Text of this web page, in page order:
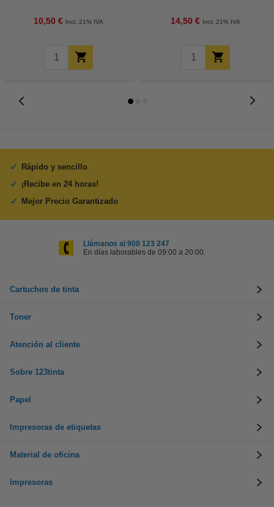
10,50 € Incl. 21% IVA 14,50 € Incl. 21% IVA
Rápido y sencillo
¡Recibe en 24 horas!
Mejor Precio Garantizado
Llámanos al 900 123 247
En días laborables de 09:00 a 20:00.
Cartuchos de tinta
Toner
Atención al cliente
Sobre 123tinta
Papel
Impresoras de etiquetas
Material de oficina
Impresoras